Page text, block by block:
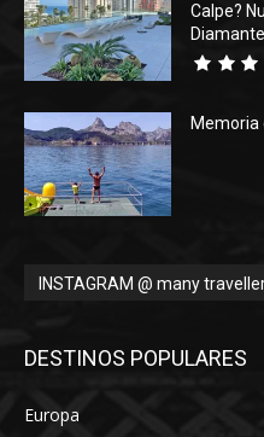
Calpe?
Memoria
INSTAGRAM @ many
DESTINOS POPULARES
Europa